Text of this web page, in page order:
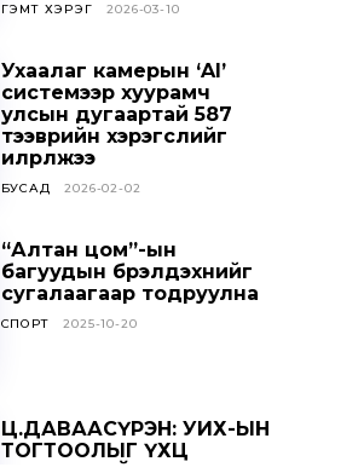
ГЭМТ ХЭРЭГ 2026-03-10
Ухаалаг камерын ‘AI’
системээр хуурамч
улсын дугаартай 587
тээврийн хэрэгслийг
илрүүлжээ
БУСАД 2026-02-02
“Алтан цом”-ын
багуудын бүрэлдэхүүнийг
сугалаагаар тодруулна
СПОРТ 2025-10-20
Ц.ДАВААСҮРЭН: УИХ-ЫН
ТОГТООЛЫГ ҮХЦ